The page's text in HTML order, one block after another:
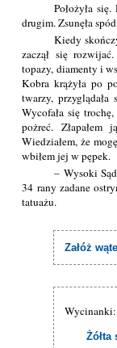
Położyła
drugim. Zsunęła
Kiedy
zaczął się
topazy, diamenty i
Kobra krążyła po
twarzy,
Wycofała się
pożreć.
Wiedziałem, że
wbiłem jej w pępek.
– Wysoki
34 rany zadane
tatuażu.
Załóż
Wycinanki:
Żółta